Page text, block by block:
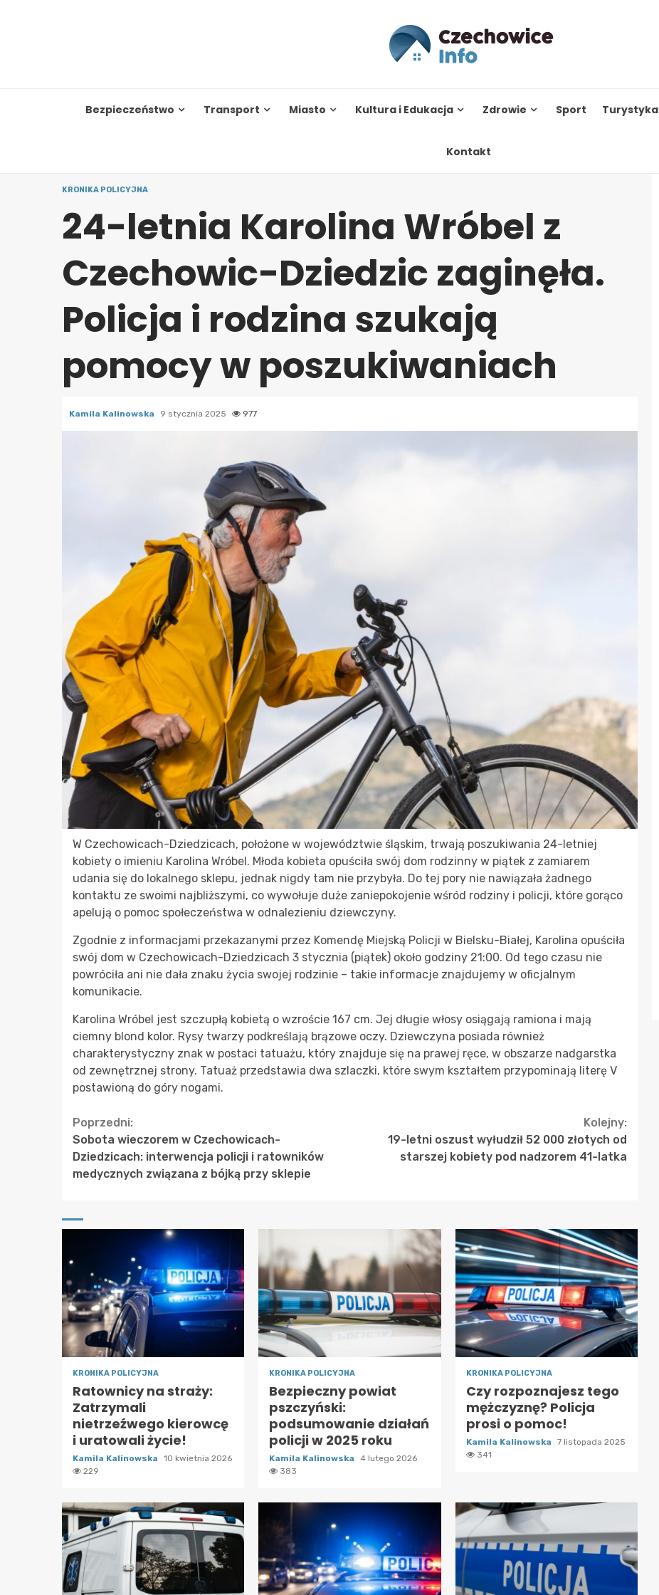
Bezpieczeństwo Transport Miasto Kultura i Edukacja Zdrowie Sport Turystyka
Kontakt
KRONIKA POLICYJNA
24-letnia Karolina Wróbel z
Czechowic-Dziedzic zaginęła.
Policja i rodzina szukają
pomocy w poszukiwaniach
Kamila Kalinowska 9 stycznia 2025 977
W Czechowicach-Dziedzicach, położone w województwie śląskim, trwają poszukiwania 24-letniej
kobiety o imieniu Karolina Wróbel. Młoda kobieta opuściła swój dom rodzinny w piątek z zamiarem
udania się do lokalnego sklepu, jednak nigdy tam nie przybyła. Do tej pory nie nawiązała żadnego
kontaktu ze swoimi najbliższymi, co wywołuje duże zaniepokojenie wśród rodziny i policji, które gorąco
apelują o pomoc społeczeństwa w odnalezieniu dziewczyny.
Zgodnie z informacjami przekazanymi przez Komendę Miejską Policji w Bielsku-Białej, Karolina opuściła
swój dom w Czechowicach-Dziedzicach 3 stycznia (piątek) około godziny 21:00. Od tego czasu nie
powróciła ani nie dała znaku życia swojej rodzinie – takie informacje znajdujemy w oficjalnym
komunikacie.
Karolina Wróbel jest szczupłą kobietą o wzroście 167 cm. Jej długie włosy osiągają ramiona i mają
ciemny blond kolor. Rysy twarzy podkreślają brązowe oczy. Dziewczyna posiada również
charakterystyczny znak w postaci tatuażu, który znajduje się na prawej ręce, w obszarze nadgarstka
od zewnętrznej strony. Tatuaż przedstawia dwa szlaczki, które swym kształtem przypominają literę V
postawioną do góry nogami.
Continue
Reading
Poprzedni:
Sobota wieczorem w Czechowicach-
Dziedzicach: interwencja policji i ratowników
medycznych związana z bójką przy sklepie
Kolejny:
19-letni oszust wyłudził 52 000 złotych od
starszej kobiety pod nadzorem 41-latka
KRONIKA POLICYJNA
Ratownicy na straży:
Zatrzymali
nietrzeźwego kierowcę
i uratowali życie!
Kamila Kalinowska
10 kwietnia 2026
229
KRONIKA POLICYJNA
Bezpieczny powiat
pszczyński:
podsumowanie działań
policji w 2025 roku
Kamila Kalinowska
4 lutego 2026
383
KRONIKA POLICYJNA
Czy rozpoznajesz tego
mężczyznę? Policja
prosi o pomoc!
Kamila Kalinowska
7 listopada 2025
341